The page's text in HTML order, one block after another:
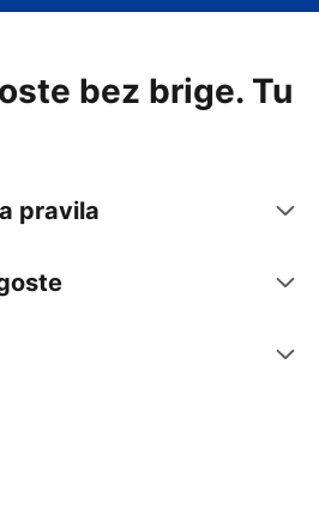
bez brige. Tu
pravila
već danas